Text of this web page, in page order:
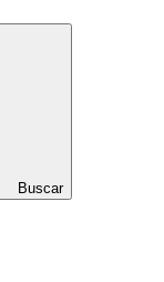
Buscar